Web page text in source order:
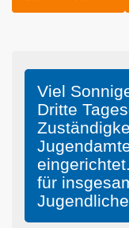
Viel
Dritte
für